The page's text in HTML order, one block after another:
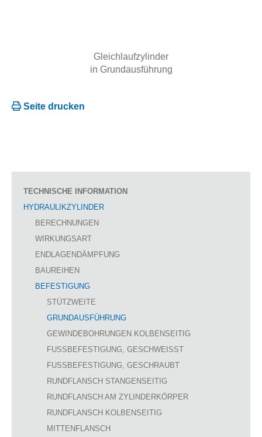
Gleichlaufzylinder
in Grundausführung
Seite drucken
TECHNISCHE INFORMATION
HYDRAULIKZYLINDER
BERECHNUNGEN
WIRKUNGSART
ENDLAGENDÄMPFUNG
BAUREIHEN
BEFESTIGUNG
STÜTZWEITE
GRUNDAUSFÜHRUNG
GEWINDEBOHRUNGEN KOLBENSEITIG
FUSSBEFESTIGUNG, GESCHWEISST
FUSSBEFESTIGUNG, GESCHRAUBT
RUNDFLANSCH STANGENSEITIG
RUNDFLANSCH AM ZYLINDERKÖRPER
RUNDFLANSCH KOLBENSEITIG
MITTENFLANSCH